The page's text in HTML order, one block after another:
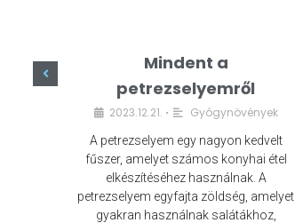
Mindent a
petrezselyemről
2023.12.21. • Gyógynövények
A petrezselyem egy nagyon kedvelt
fűszer, amelyet számos konyhai étel
elkészítéséhez használnak. A
petrezselyem egyfajta zöldség, amelyet
gyakran használnak salátákhoz,